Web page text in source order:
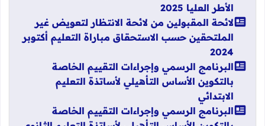
الأطر العليا 2025
لائحة المقبولين من لائحة الانتظار لتعويض غير
الملتحقين حسب الاستحقاق مباراة التعليم أكتوبر
2024
البرنامج الرسمي وإجراءات التقييم الخاصة
بالتكوين الأساس التأهيلي لأساتذة التعليم
الابتدائي
البرنامج الرسمي وإجراءات التقييم الخاصة